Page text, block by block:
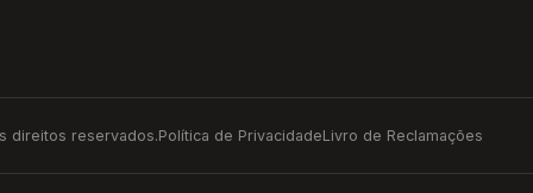
direitos reservados.Política de PrivacidadeLivro de Reclamações